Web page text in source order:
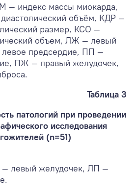
— индекс массы миокарда,
объём, КДР —
размер, КСО —
объем, ЛЖ — левый
предсердие, ПП —
ПЖ — правый желудочек,
Таблица 3
патологий при проведении
исследования
(n=51)
левый желудочек, ЛП —